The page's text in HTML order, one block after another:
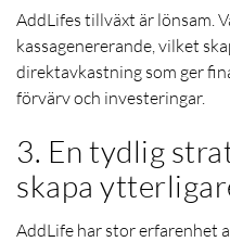
AddLifes tillväxt är lönsam.
kassagenererande, vilket
direktavkastning som ger
förvärv och investeringar.
3. En tydlig
skapa
AddLife har stor erfarenhet